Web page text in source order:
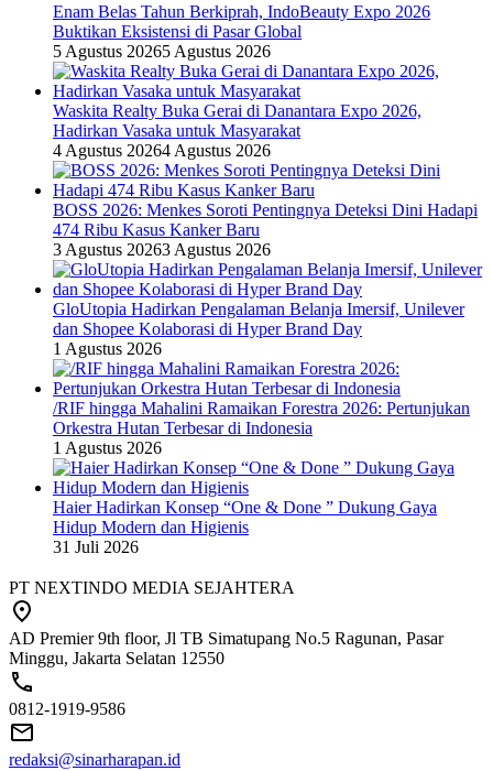
Enam Belas Tahun Berkiprah, IndoBeauty Expo 2026
Buktikan Eksistensi di Pasar Global
5 Agustus 20265 Agustus 2026
Waskita Realty Buka Gerai di Danantara Expo 2026,
Hadirkan Vasaka untuk Masyarakat
4 Agustus 20264 Agustus 2026
BOSS 2026: Menkes Soroti Pentingnya Deteksi Dini Hadapi
474 Ribu Kasus Kanker Baru
3 Agustus 20263 Agustus 2026
GloUtopia Hadirkan Pengalaman Belanja Imersif, Unilever
dan Shopee Kolaborasi di Hyper Brand Day
1 Agustus 2026
/RIF hingga Mahalini Ramaikan Forestra 2026: Pertunjukan
Orkestra Hutan Terbesar di Indonesia
1 Agustus 2026
Haier Hadirkan Konsep “One & Done ” Dukung Gaya
Hidup Modern dan Higienis
31 Juli 2026
PT NEXTINDO MEDIA SEJAHTERA
AD Premier 9th floor, Jl TB Simatupang No.5 Ragunan, Pasar
Minggu, Jakarta Selatan 12550
0812-1919-9586
redaksi@sinarharapan.id